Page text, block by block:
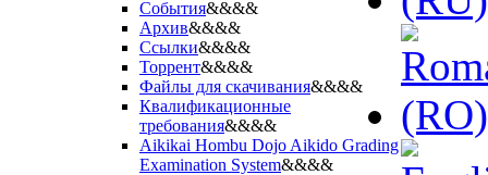
События&&&&
Архив&&&&
Ссылки&&&&
Торрент&&&&
Файлы для скачивания&&&&
Квалификационные
требования&&&&
Aikikai Hombu Dojo Aikido Grading
Examination System&&&&